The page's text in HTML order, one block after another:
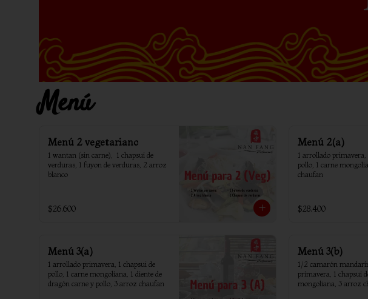
Menú
Menú 2 vegetariano
1 wantan (sin carne),  1 chapsui de
verduras, 1 fuyon de verduras, 2 arroz
blanco
$26.600
Menú 2(a)
1 arrollado primavera,
pollo, 1 carne
chaufan
$28.400
Menú 3(a)
1 arrollado primavera, 1 chapsui de
pollo, 1 carne mongoliana, 1 diente de
dragón carne y pollo, 3 arroz chaufan
Menú 3(b)
1/2 camarón
primavera, 1 chapsui
mongoliana, 3 arroz